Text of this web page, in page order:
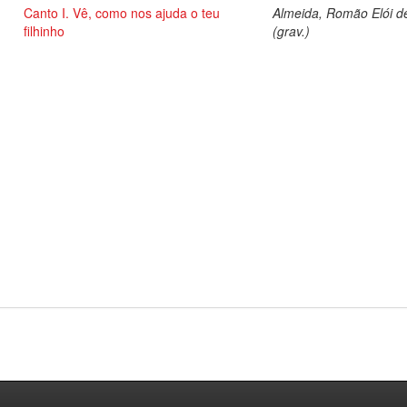
Canto I. Vê, como nos ajuda o teu
filhinho
Almeida, Romão Elói
(grav.)